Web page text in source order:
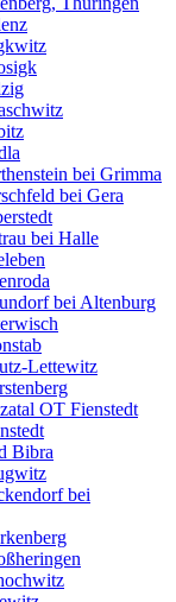
bei Grimma
bei Gera
bei Halle
bei Altenburg
Lettewitz
OT Fienstedt
Bibra
bei